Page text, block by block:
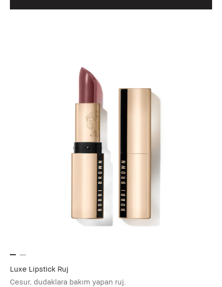
Luxe Lipstick Ruj
Cesur, dudaklara bakım yapan ruj.